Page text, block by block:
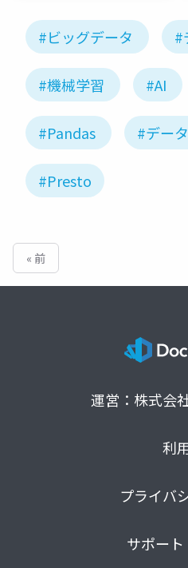
#ビッグデータ #
#機械学習 #AI
#Pandas #デー
#Presto
« 前
運営：株式会
利
プライバ
サポー